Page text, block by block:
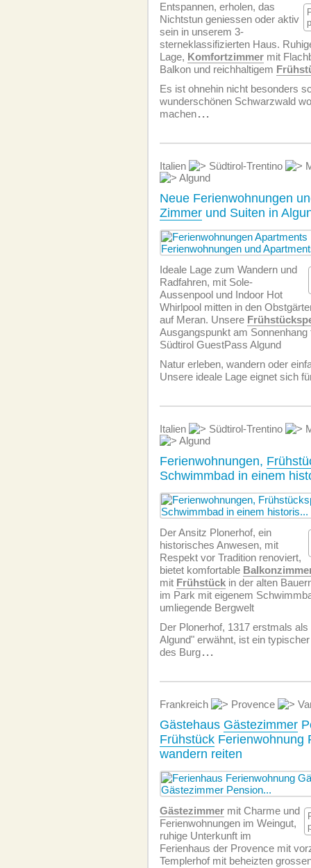
Entspannen, erholen, das
Nichtstun geniessen oder aktiv
sein in unserem 3-
sterneklassifizierten Haus.
Lage, Komfortzimmer mit
Balkon und reichhaltigem
Es ist ohnehin nicht besonders
wunderschönen Schwarzwald
machen...
Italien Südtirol-Trentino
Algund
Neue Ferienwohnungen
Zimmer und Suiten in
Ideale Lage zum Wandern und
Radfahren, mit Sole-
Aussenpool und Indoor Hot
Whirlpool mitten in den
auf Meran. Unsere
Ausgangspunkt am Sonnenhang
Südtirol GuestPass Algund
Natur erleben, wandern oder
Unsere ideale Lage eignet sich
Italien Südtirol-Trentino
Algund
Ferienwohnungen,
Schwimmbad in einem
Der Ansitz Plonerhof, ein
historisches Anwesen, mit
Respekt vor Tradition renoviert,
bietet komfortable
mit Frühstück in der alten
im Park mit eigenem
umliegende Bergwelt
Der Plonerhof, 1317 erstmals als
Algund" erwähnt, ist ein
des Burg...
Frankreich Provence
Gästehaus Gästezimmer
Frühstück Ferienwohnung
wandern reiten
Gästezimmer mit Charme und
Ferien­wohnungen im Weingut,
ruhige Unterkunft im
Ferienhaus der Provence mit
Templerhof mit beheizten